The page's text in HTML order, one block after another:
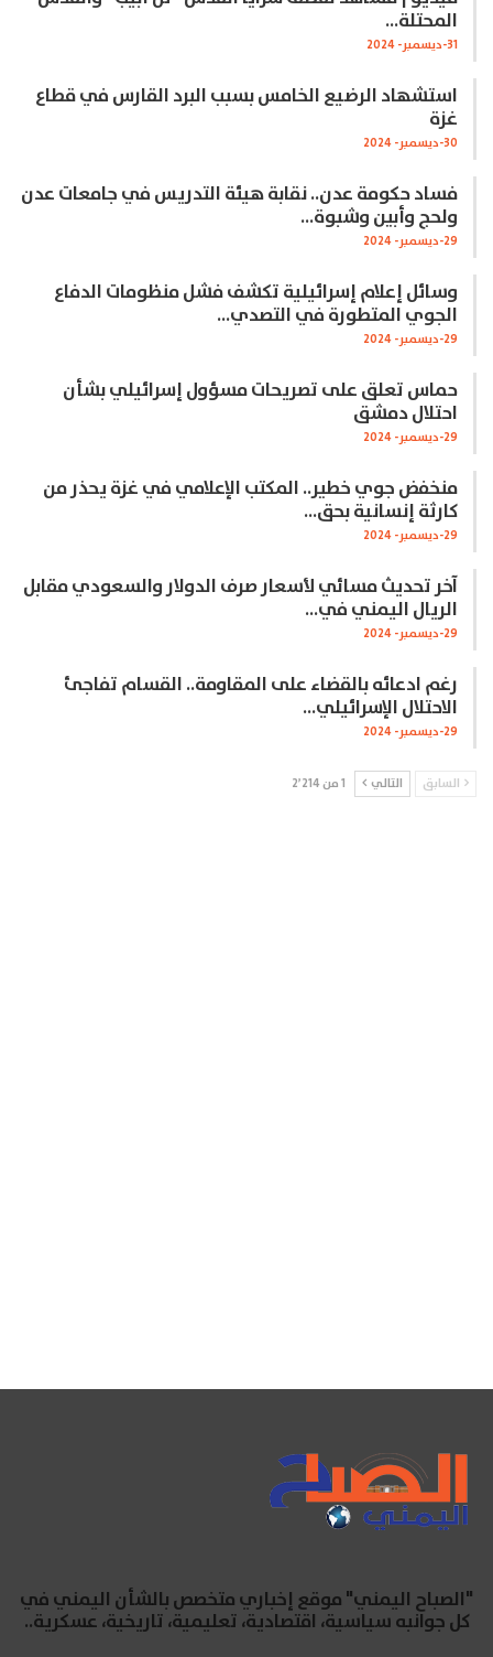
المحتلة…
31-ديسمبر- 2024
استشهاد الرضيع الخامس بسبب البرد القارس في قطاع
غزة
30-ديسمبر- 2024
فساد حكومة عدن.. نقابة هيئة التدريس في جامعات عدن
ولحج وأبين وشبوة…
29-ديسمبر- 2024
وسائل إعلام إسرائيلية تكشف فشل منظومات الدفاع
الجوي المتطورة في التصدي…
29-ديسمبر- 2024
حماس تعلق على تصريحات مسؤول إسرائيلي بشأن
احتلال دمشق
29-ديسمبر- 2024
منخفض جوي خطير.. المكتب الإعلامي في غزة يحذر من
كارثة إنسانية بحق…
29-ديسمبر- 2024
آخر تحديث مسائي لأسعار صرف الدولار والسعودي مقابل
الريال اليمني في…
29-ديسمبر- 2024
رغم ادعائه بالقضاء على المقاومة.. القسام تفاجئ
الاحتلال الإسرائيلي…
29-ديسمبر- 2024
السابق التالي 1 من 2٬214
"الصباح اليمني" موقع إخباري متخصص بالشأن اليمني في
كل جوانبه سياسية، اقتصادية، تعليمية، تاريخية، عسكرية..